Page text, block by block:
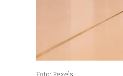
Foto: Pexels.